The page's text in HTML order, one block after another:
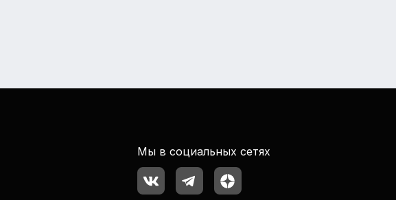
Мы в социальных сетях